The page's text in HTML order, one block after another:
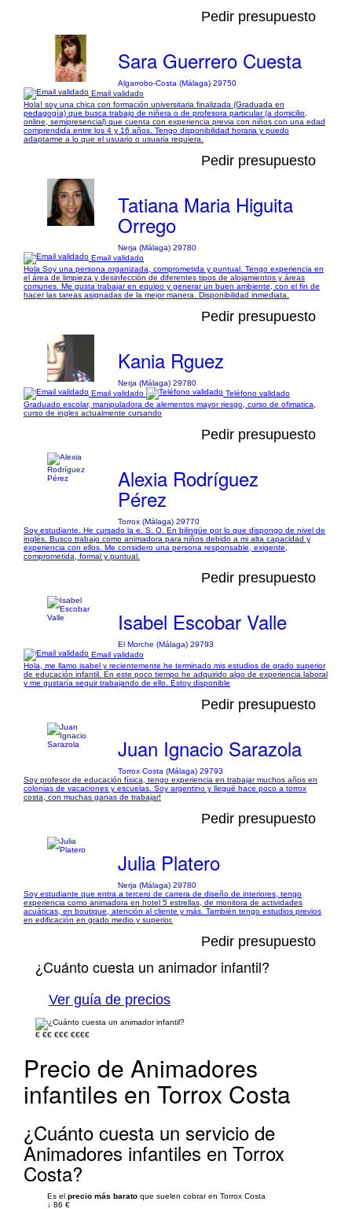
Pedir presupuesto
Sara Guerrero Cuesta
Algarrobo-Costa (Málaga) 29750
Email validado
Hola! soy una chica con formación universitaria finalizada (Graduada en
pedagogía) que busca trabajo de niñera o de profesora particular (a domicilio,
online, semipresencial) que cuenta con experiencia previa con niños con una edad
comprendida entre los 4 y 16 años. Tengo disponibilidad horaria y puedo
adaptarme a lo que el usuario o usuaria requiera.
Pedir presupuesto
Tatiana Maria Higuita
Orrego
Nerja (Málaga) 29780
Email validado
Hola Soy una persona organizada, comprometida y puntual. Tengo experiencia en
el área de limpieza y desinfección de diferentes tipos de alojamientos y áreas
comunes. Me gusta trabajar en equipo y generar un buen ambiente, con el fin de
hacer las tareas asignadas de la mejor manera. Disponibilidad inmediata.
Pedir presupuesto
Kania Rguez
Nerja (Málaga) 29780
Email validado
Teléfono validado
Graduado escolar, manipuladora de alementos mayor riesgo, curso de ofimatica,
curso de ingles actualmente cursando
Pedir presupuesto
Alexia Rodríguez
Pérez
Torrox (Málaga) 29770
Soy estudiante. He cursado la e. S. O. En bilingüe por lo que dispongo de nivel de
inglés. Busco trabajo como animadora para niños debido a mi alta capacidad y
experiencia con ellos. Me considero una persona responsable, exigente,
comprometida, formal y puntual.
Pedir presupuesto
Isabel Escobar Valle
El Morche (Málaga) 29793
Email validado
Hola, me llamo isabel y recientemente he terminado mis estudios de grado superior
de educación infantil. En este poco tiempo he adquirido algo de experiencia laboral
y me gustaría seguir trabajando de ello. Estoy disponible
Pedir presupuesto
Juan Ignacio Sarazola
Torrox Costa (Málaga) 29793
Soy profesor de educación física, tengo experiencia en trabajar muchos años en
colonias de vacaciones y escuelas. Soy argentino y llegué hace poco a torrox
costa, con muchas ganas de trabajar!
Pedir presupuesto
Julia Platero
Nerja (Málaga) 29780
Soy estudiante que entra a tercero de carrera de diseño de interiores, tengo
experiencia como animadora en hotel 5 estrellas, de monitora de actividades
acuáticas, en boutique, atención al cliente y más. También tengo estudios previos
en edificación en grado medio y superior.
Pedir presupuesto
¿Cuánto cuesta un animador infantil?
Ver guía de precios
€ €€ €€€ €€€€
Precio de Animadores
infantiles en Torrox Costa
¿Cuánto cuesta un servicio de
Animadores infantiles en Torrox
Costa?
Es el precio más barato que suelen cobrar en Torrox Costa
↓ 86 €